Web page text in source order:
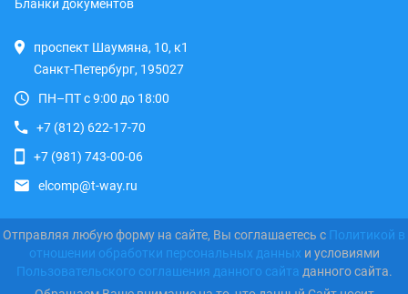
Бланки документов
проспект Шаумяна, 10, к1
Санкт-Петербург, 195027
ПН–ПТ с 9:00 до 18:00
+7 (812) 622-17-70
+7 (981) 743-00-06
elcomp@t-way.ru
Отправляя любую форму на сайте, Вы соглашаетесь с Политикой в
отношении обработки персональных данных и условиями
Пользовательского соглашения данного сайта данного сайта.